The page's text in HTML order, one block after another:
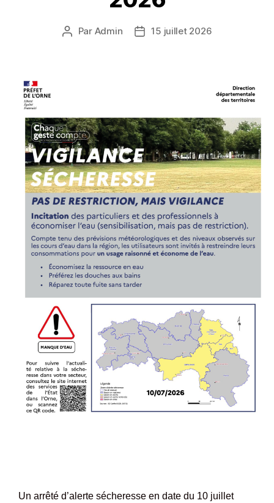
Par Admin 15 juillet 2026
Un arrêté d’alerte sécheresse en date du 10 juillet